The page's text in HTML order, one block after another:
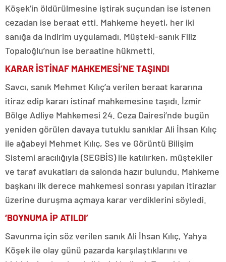
Köşek’in öldürülmesine iştirak suçundan ise istenen
cezadan ise beraat etti. Mahkeme heyeti, her iki
sanığa da indirim uygulamadı. Müşteki-sanık Filiz
Topaloğlu’nun ise beraatine hükmetti.
KARAR İSTİNAF MAHKEMESİ’NE TAŞINDI
Savcı, sanık Mehmet Kılıç’a verilen beraat kararına
itiraz edip kararı istinaf mahkemesine taşıdı. İzmir
Bölge Adliye Mahkemesi 24. Ceza Dairesi’nde bugün
yeniden görülen davaya tutuklu sanıklar Ali İhsan Kılıç
ile ağabeyi Mehmet Kılıç, Ses ve Görüntü Bilişim
Sistemi aracılığıyla (SEGBİS) ile katılırken, müştekiler
ve taraf avukatları da salonda hazır bulundu. Mahkeme
başkanı ilk derece mahkemesi sonrası yapılan itirazlar
üzerine duruşma açmaya karar verdiklerini söyledi.
‘BOYNUMA İP ATILDI’
Savunma için söz verilen sanık Ali İhsan Kılıç, Yahya
Köşek ile olay günü pazarda karşılaştıklarını ve